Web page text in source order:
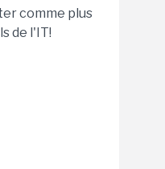
comme plus
de l'IT!